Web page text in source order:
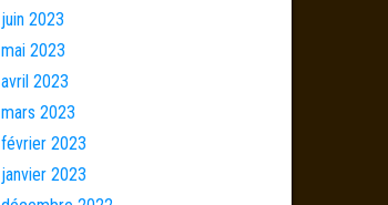
juin 2023
mai 2023
avril 2023
mars 2023
février 2023
janvier 2023